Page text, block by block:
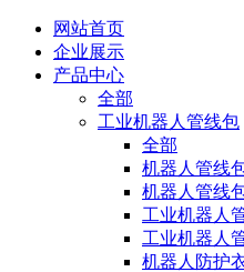
网站首页
企业展示
产品中心
全部
工业机器人管线包
全部
机器人管线
机器人管线
工业机器人
工业机器人
机器人防护